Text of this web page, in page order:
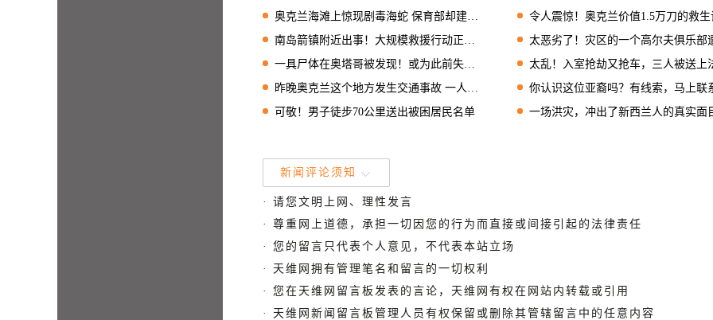
奥克兰海滩上惊现剧毒海蛇 保育部却建议“放生”
令人震惊！奥克兰价值1.5万刀的救生设备
南岛箭镇附近出事！大规模救援行动正在展开
太恶劣了！灾区的一个高尔夫俱乐部遭洗劫一空
一具尸体在奥塔哥被发现！或为此前失踪猎人
太乱！入室抢劫又抢车，三人被送上法庭
昨晚奥克兰这个地方发生交通事故 一人当场死亡
你认识这位亚裔吗？有线索，马上联系新西兰警方
可敬！男子徒步70公里送出被困居民名单
一场洪灾，冲出了新西兰人的真实面目
新闻评论须知
· 请您文明上网、理性发言
· 尊重网上道德，承担一切因您的行为而直接或间接引起的法律责任
· 您的留言只代表个人意见，不代表本站立场
· 天维网拥有管理笔名和留言的一切权利
· 您在天维网留言板发表的言论，天维网有权在网站内转载或引用
· 天维网新闻留言板管理人员有权保留或删除其管辖留言中的任意内容